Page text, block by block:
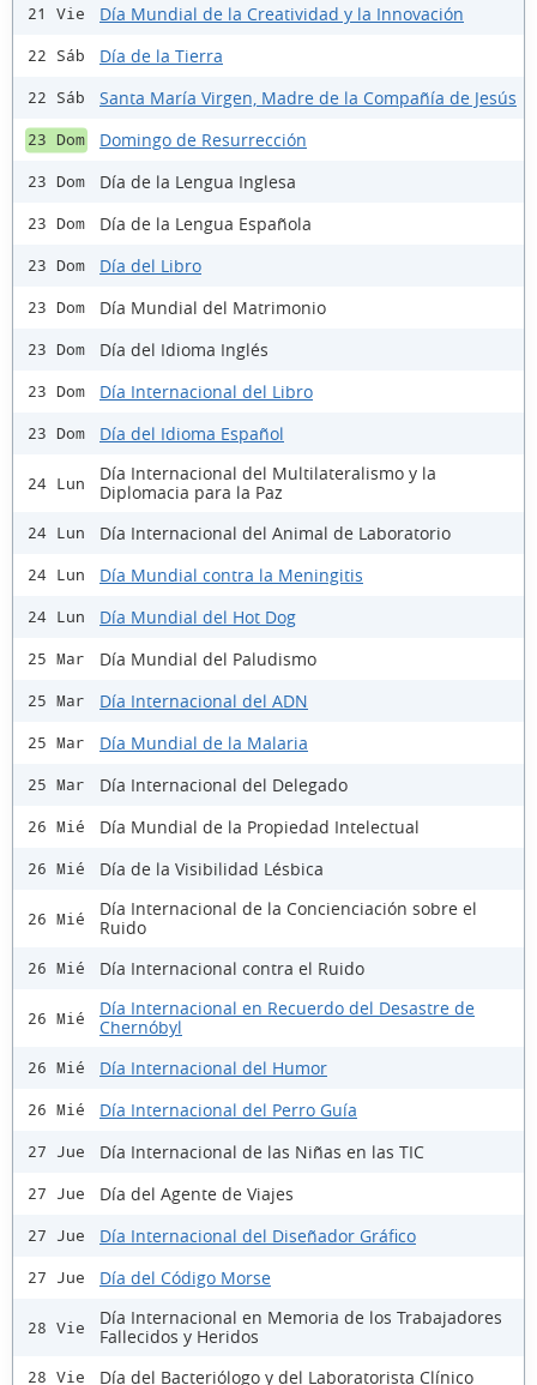
21 Vie Día Mundial de la Creatividad y la Innovación
22 Sáb Día de la Tierra
22 Sáb Santa María Virgen, Madre de la Compañía de Jesús
23 Dom Domingo de Resurrección
23 Dom Día de la Lengua Inglesa
23 Dom Día de la Lengua Española
23 Dom Día del Libro
23 Dom Día Mundial del Matrimonio
23 Dom Día del Idioma Inglés
23 Dom Día Internacional del Libro
23 Dom Día del Idioma Español
24 Lun
Día Internacional del Multilateralismo y la
Diplomacia para la Paz
24 Lun Día Internacional del Animal de Laboratorio
24 Lun Día Mundial contra la Meningitis
24 Lun Día Mundial del Hot Dog
25 Mar Día Mundial del Paludismo
25 Mar Día Internacional del ADN
25 Mar Día Mundial de la Malaria
25 Mar Día Internacional del Delegado
26 Mié Día Mundial de la Propiedad Intelectual
26 Mié Día de la Visibilidad Lésbica
26 Mié
Día Internacional de la Concienciación sobre el
Ruido
26 Mié Día Internacional contra el Ruido
26 Mié
Día Internacional en Recuerdo del Desastre de
Chernóbyl
26 Mié Día Internacional del Humor
26 Mié Día Internacional del Perro Guía
27 Jue Día Internacional de las Niñas en las TIC
27 Jue Día del Agente de Viajes
27 Jue Día Internacional del Diseñador Gráfico
27 Jue Día del Código Morse
28 Vie
Día Internacional en Memoria de los Trabajadores
Fallecidos y Heridos
28 Vie Día del Bacteriólogo y del Laboratorista Clínico